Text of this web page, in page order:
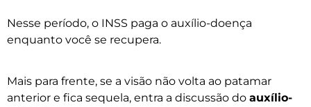
Nesse período, o INSS paga o auxílio-doença
enquanto você se recupera.
Mais para frente, se a visão não volta ao patamar
anterior e fica sequela, entra a discussão do auxílio-